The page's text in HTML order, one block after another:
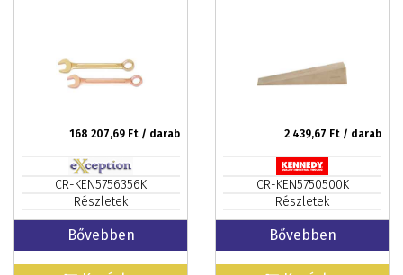
168 207,69 Ft / darab
CR-KEN5756356K
Részletek
Bővebben
2 439,67 Ft / darab
CR-KEN5750500K
Részletek
Bővebben